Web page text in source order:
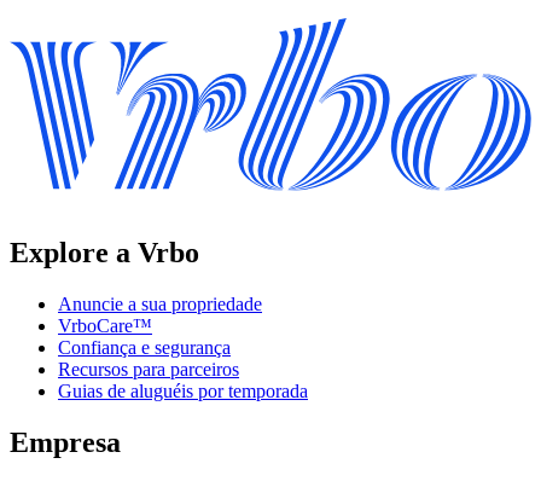
Explore a Vrbo
Anuncie a sua propriedade
VrboCare™
Confiança e segurança
Recursos para parceiros
Guias de aluguéis por temporada
Empresa